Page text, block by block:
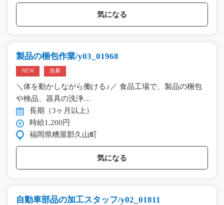
気になる
製品の梱包作業/y03_01968
NEW 急募
＼体を動かしながら働ける♪／ 食品工場で、製品の梱包
や検品、器具の洗浄…
長期（3ヶ月以上）
時給1,200円
福岡県糟屋郡久山町
気になる
自動車部品の加工スタッフ/y02_01811